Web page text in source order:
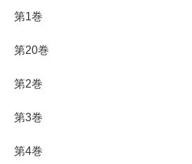
第1巻
第20巻
第2巻
第3巻
第4巻